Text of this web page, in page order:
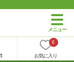
0
お気に入り